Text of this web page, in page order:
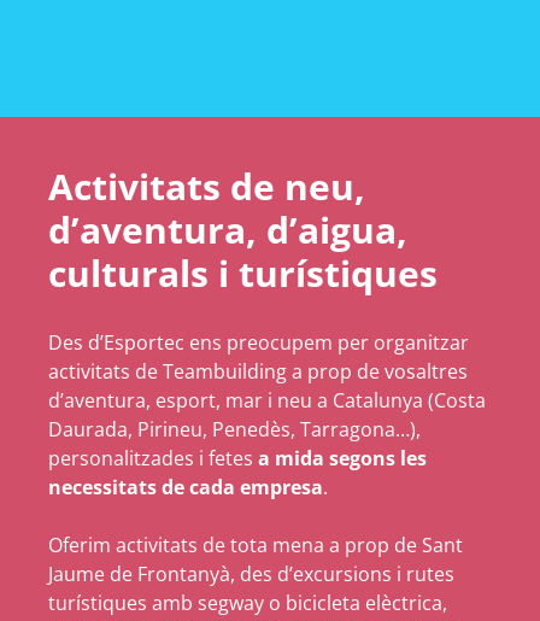
Activitats de neu,
d’aventura, d’aigua,
culturals i turístiques
Des d’Esportec ens preocupem per organitzar
activitats de Teambuilding a prop de vosaltres
d’aventura, esport, mar i neu a Catalunya (Costa
Daurada, Pirineu, Penedès, Tarragona…),
personalitzades i fetes a mida segons les
necessitats de cada empresa.
Oferim activitats de tota mena a prop de Sant
Jaume de Frontanyà, des d’excursions i rutes
turístiques amb segway o bicicleta elèctrica,